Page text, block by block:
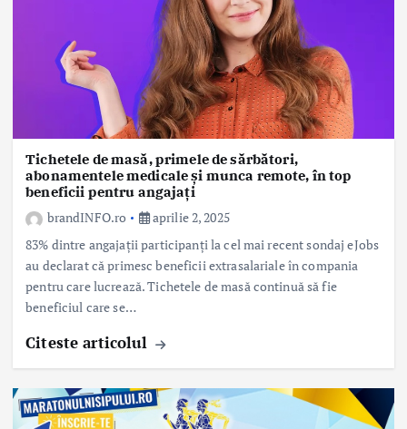
Tichetele de masă, primele de sărbători,
abonamentele medicale și munca remote, în top
beneficii pentru angajați
brandINFO.ro
aprilie 2, 2025
83% dintre angajații participanți la cel mai recent sondaj eJobs
au declarat că primesc beneficii extrasalariale în compania
pentru care lucrează. Tichetele de masă continuă să fie
beneficiul care se…
Citeste articolul